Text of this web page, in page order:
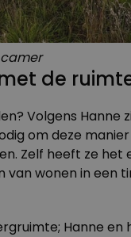
de
Volgens Hanne
om deze
Zelf heeft ze het
van wonen in een
Hanne en